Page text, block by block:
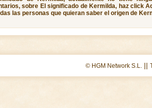
sobre El significado de Kermilda, haz click
las personas que quieran saber el origen de
© HGM Network S.L. ||